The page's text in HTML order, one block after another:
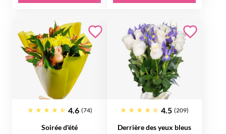
4.6 (74)
Soirée d'été
4.5 (209)
Derrière des yeux bleus